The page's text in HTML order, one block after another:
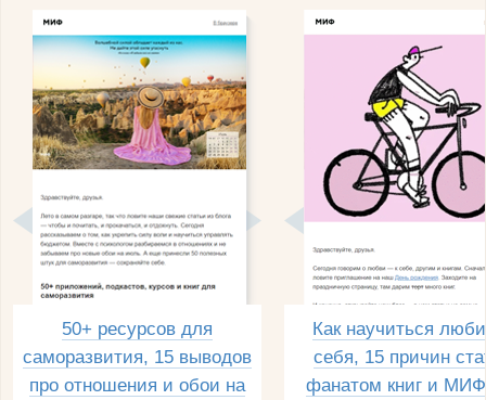
50+ ресурсов для
саморазвития, 15 выводов
про отношения и обои на
Как научиться
себя, 15 причин
фанатом книг и